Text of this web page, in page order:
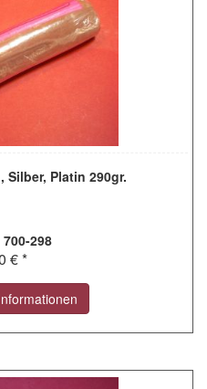
Platin 290gr.
298
€ *